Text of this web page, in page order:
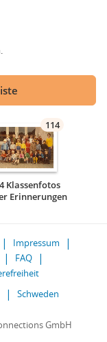
114
Klassenfotos
Erinnerungen
Impressum
FAQ
Schweden
GmbH